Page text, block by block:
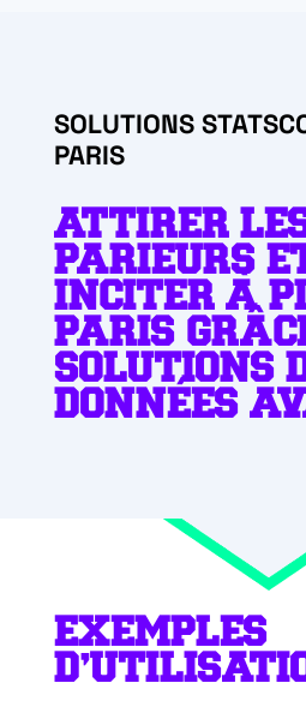
SOLUTIONS
PARIS
ATTIRER
PARIEURS
INCITER À
PARIS
SOLUTIONS
DONNÉES
EXEMPLES